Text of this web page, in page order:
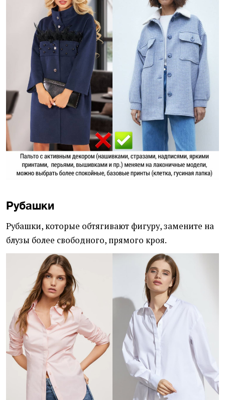
Рубашки
Рубашки, которые обтягивают фигуру, замените на
блузы более свободного, прямого кроя.